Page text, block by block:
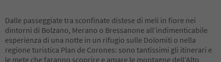
Dalle passeggiate tra sconfinate distese di meli in fiore nei
dintorni di Bolzano, Merano o Bressanone all’indimenticabile
esperienza di una notte in un rifugio sulle Dolomiti o nella
regione turistica Plan de Corones: sono tantissimi gli itinerari e
le mete che faranno scoprire e amare le montagne dell’Alto